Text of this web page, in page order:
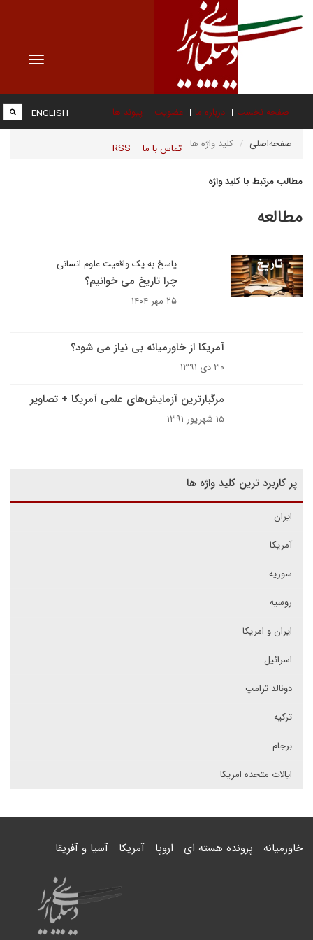
Toggle
صفحه نخست درباره ما عضویت پیوند ها
تماس با ما RSS
ENGLISH
صفحه‌اصلی کلید واژه ها
مطالب مرتبط با کلید واژه
مطالعه
پاسخ به یک واقعیت علوم انسانی
چرا تاریخ می خوانیم؟
۲۵ مهر ۱۴۰۴
آمریکا از خاورمیانه بی نیاز می شود؟
۳۰ دی ۱۳۹۱
مرگبارترین آزمایش‌های علمی آمریکا + تصاویر
۱۵ شهریور ۱۳۹۱
پر کاربرد ترین کلید واژه ها
ایران
آمریکا
سوریه
روسیه
ایران و امریکا
اسرائیل
دونالد ترامپ
ترکیه
برجام
ایالات متحده امریکا
خاورمیانه پرونده هسته ای اروپا آمریکا آسیا و آفریقا